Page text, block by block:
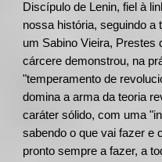
Discípulo de Lenin, fiel à
nossa história, seguindo a
um Sabino Vieira, Prestes
cárcere demonstrou, na
"temperamento de
domina a arma da teoria
caráter sólido, com uma
sabendo o que vai fazer e
pronto sempre a fazer, a